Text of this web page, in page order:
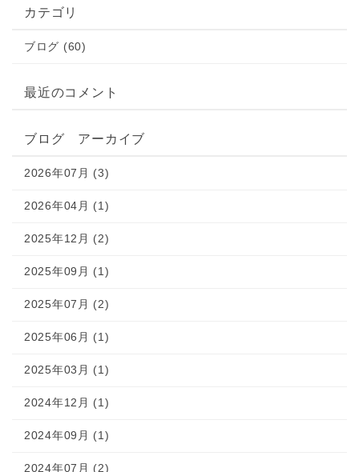
カテゴリ
ブログ (60)
最近のコメント
ブログ アーカイブ
2026年07月 (3)
2026年04月 (1)
2025年12月 (2)
2025年09月 (1)
2025年07月 (2)
2025年06月 (1)
2025年03月 (1)
2024年12月 (1)
2024年09月 (1)
2024年07月 (2)